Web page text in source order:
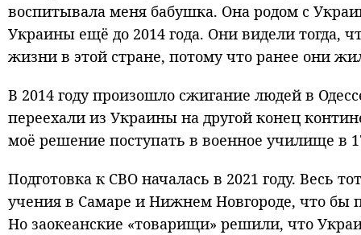
воспитывала меня бабушка. Она родом с
Украины ещё до 2014 года. Они видели тогда,
жизни в этой стране, потому что ранее они
В 2014 году произошло сжигание людей в
переехали из Украины на другой конец
моё решение поступать в военное училище в
Подготовка к СВО началась в 2021 году. Весь
учения в Самаре и Нижнем Новгороде, что бы
Но заокеанские «товарищи» решили, что